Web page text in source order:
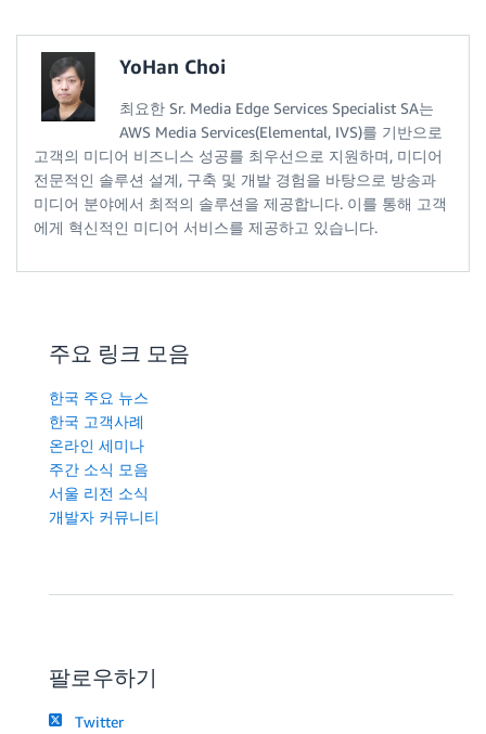
YoHan Choi
최요한 Sr. Media Edge Services Specialist SA는
AWS Media Services(Elemental, IVS)를 기반으로
고객의 미디어 비즈니스 성공를 최우선으로 지원하며, 미디어
전문적인 솔루션 설계, 구축 및 개발 경험을 바탕으로 방송과
미디어 분야에서 최적의 솔루션을 제공합니다. 이를 통해 고객
에게 혁신적인 미디어 서비스를 제공하고 있습니다.
주요 링크 모음
한국 주요 뉴스
한국 고객사례
온라인 세미나
주간 소식 모음
서울 리전 소식
개발자 커뮤니티
팔로우하기
Twitter